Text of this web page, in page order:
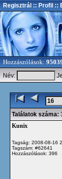
Regisztrál :: Profil ::
Hozzászólások:
Név:
Találatok száma:
Kunix
Tagság: 2008-08-16
Tagszám: #62641
Hozzászólások: 396